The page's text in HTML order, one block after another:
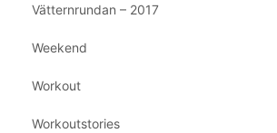
Vätternrundan – 2017
Weekend
Workout
Workoutstories